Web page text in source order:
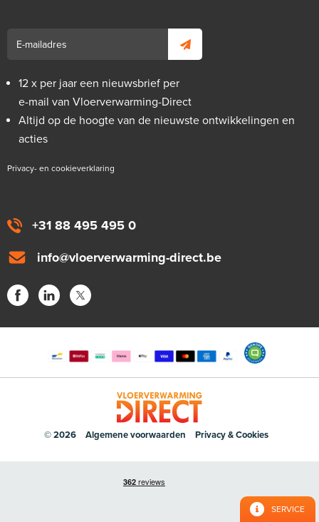
+31 88 495 495 0
info@vloerverwarming-direct.be
12 x per jaar een nieuwsbrief per
e-mail van Vloerverwarming-Direct
Altijd op de hoogte van de nieuwste ontwikkelingen en
acties
Privacy- en cookieverklaring
© 2026 Algemene voorwaarden Privacy & Cookies
SERVICE